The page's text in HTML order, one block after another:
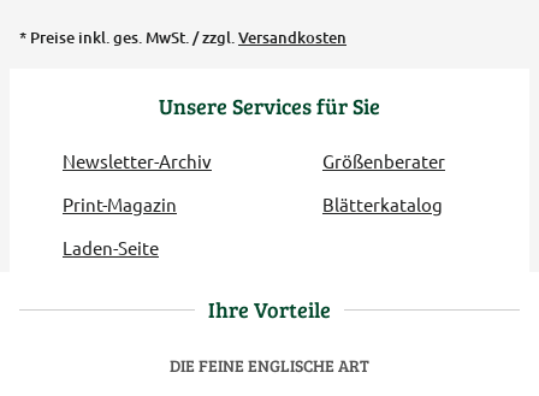
Unsere Services für Sie
Newsletter-Archiv
Größenberater
Print-Magazin
Blätterkatalog
Laden-Seite
* Preise inkl. ges. MwSt. / zzgl.Versandkosten
Ihre Vorteile
DIE FEINE ENGLISCHE ART